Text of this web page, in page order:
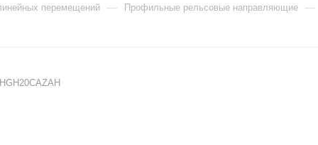
перемещений — Профильные рельсовые направляющие —
HGH20CAZAH